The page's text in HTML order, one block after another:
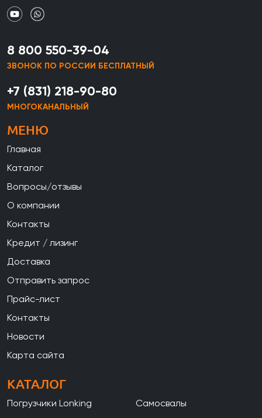
8 800 550-39-04
ЗВОНОК ПО РОССИИ БЕСПЛАТНЫЙ
+7 (831) 218-90-80
МНОГОКАНАЛЬНЫЙ
МЕНЮ
Главная
Каталог
Вопросы/отзывы
О компании
Контакты
Кредит / лизинг
Доставка
Отправить запрос
Прайс-лист
Контакты
Новости
Карта сайта
КАТАЛОГ
Погрузчики Lonking
Самосвалы